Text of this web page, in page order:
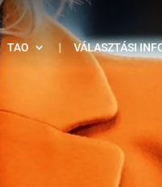
TAO | VÁLASZTÁSI